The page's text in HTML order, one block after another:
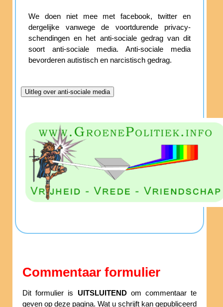
We doen niet mee met facebook, twitter en
dergelijke vanwege de voortdurende privacy-
schendingen en het anti-sociale gedrag van dit
soort anti-sociale media. Anti-sociale media
bevorderen autistisch en narcistisch gedrag.
Commentaar formulier
Dit formulier is UITSLUITENDom commentaar te
geven op deze pagina. Wat u schrijft kan gepubliceerd